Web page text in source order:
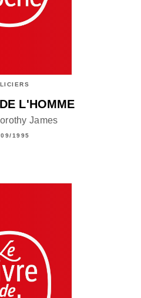
L'HOMME
James
1995